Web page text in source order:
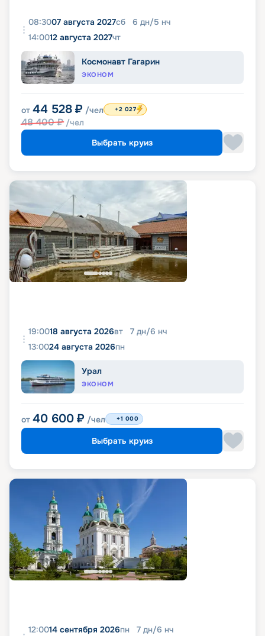
08:3007 августа 2027сб 6 дн/5 нч
14:0012 августа 2027чт
Космонавт Гагарин
ЭКОНОМ
от 44 528 ₽ /чел
48 400₽ /чел
+2 027
Выбрать круиз
19:0018 августа 2026вт 7 дн/6 нч
13:0024 августа 2026пн
Урал
ЭКОНОМ
от 40 600 ₽ /чел +1 000
Выбрать круиз
12:0014 сентября 2026пн 7 дн/6 нч